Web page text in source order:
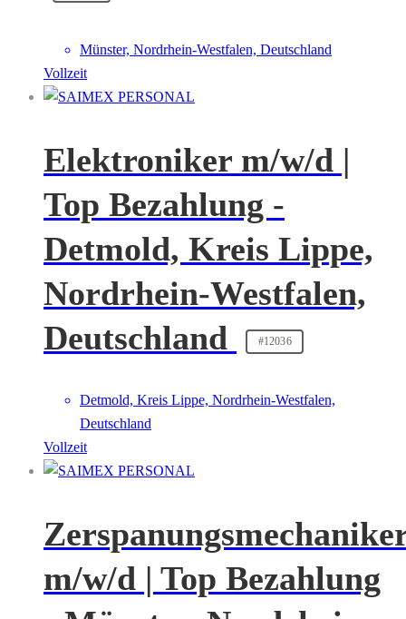
Münster, Nordrhein-Westfalen, Deutschland
Vollzeit
Elektroniker m/w/d |
Top Bezahlung -
Detmold, Kreis Lippe,
Nordrhein-Westfalen,
Deutschland
#12036
Detmold, Kreis Lippe, Nordrhein-Westfalen,
Deutschland
Vollzeit
m/w/d | Top Bezahlung